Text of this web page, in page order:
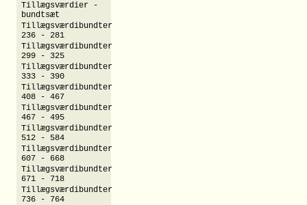
Tillægsværdier -
bundtsæt
Tillægsværdibundter
236 - 281
Tillægsværdibundter
299 - 325
Tillægsværdibundter
333 - 390
Tillægsværdibundter
408 - 467
Tillægsværdibundter
467 - 495
Tillægsværdibundter
512 - 584
Tillægsværdibundter
607 - 668
Tillægsværdibundter
671 - 718
Tillægsværdibundter
736 - 764